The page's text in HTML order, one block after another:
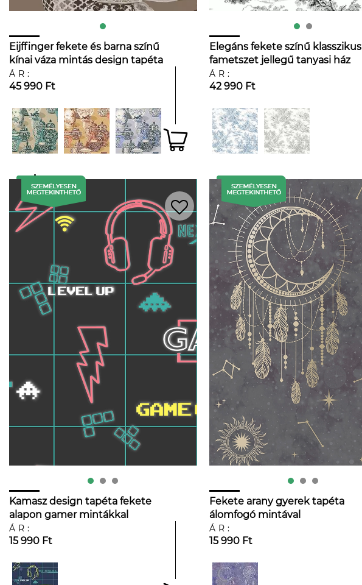
Eijffinger fekete és barna színű
kínai váza mintás design tapéta
ÁR:
45 990 Ft
Elegáns fekete színű klasszikus
fametszet jellegű tanyasi ház
mintás dekor tapéta
ÁR:
42 990 Ft
Kamasz design tapéta fekete
alapon gamer mintákkal
ÁR:
15 990 Ft
Fekete arany gyerek tapéta
álomfogó mintával
ÁR:
15 990 Ft